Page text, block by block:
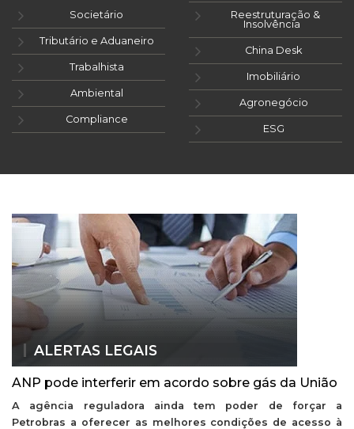
Societário
Tributário e Aduaneiro
Trabalhista
Ambiental
Compliance
Reestruturação &
Insolvência
China Desk
Imobiliário
Agronegócio
ESG
ALERTAS LEGAIS
ANP pode interferir em acordo sobre gás da União
A agência reguladora ainda tem poder de forçar a
Petrobras a oferecer as melhores condições de acesso à